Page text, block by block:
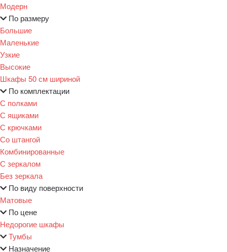
Модерн
По размеру
Большие
Маленькие
Узкие
Высокие
Шкафы 50 см шириной
По комплектации
С полками
С ящиками
С крючками
Со штангой
Комбинированные
С зеркалом
Без зеркала
По виду поверхности
Матовые
По цене
Недорогие шкафы
Тумбы
Назначение